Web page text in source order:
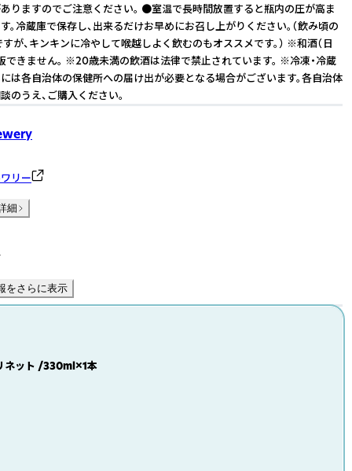
りますのでご注意ください。 ●室温で長時間放置すると瓶内の圧が高ま
。冷蔵庫で保存し、出来るだけお早めにお召し上がりください。（飲み頃の
が、キンキンに冷やして喉越しよく飲むのもオススメです。） ※和酒（日
できません。 ※20歳未満の飲酒は法律で禁止されています。 ※冷凍・冷蔵
は各自治体の保健所への届け出が必要となる場合がございます。各自治体
のうえ、ご購入ください。
リー
細
をさらに表示
ネット /330ml×1本